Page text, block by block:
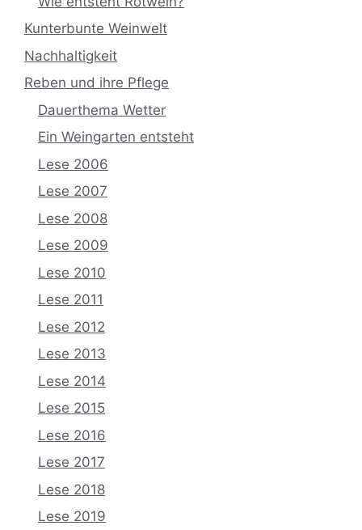
Kunterbunte Weinwelt
Nachhaltigkeit
Reben und ihre Pflege
Dauerthema Wetter
Ein Weingarten entsteht
Lese 2006
Lese 2007
Lese 2008
Lese 2009
Lese 2010
Lese 2011
Lese 2012
Lese 2013
Lese 2014
Lese 2015
Lese 2016
Lese 2017
Lese 2018
Lese 2019